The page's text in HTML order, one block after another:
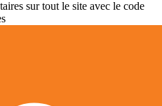
sur tout le site avec le code